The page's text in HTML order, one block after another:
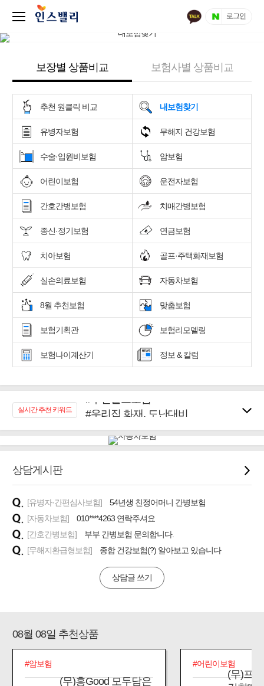
로그인
보장별 상품비교 보험사별 상품비교
추천 원클릭 비교 내보험찾기
유병자보험 무해지 건강보험
수술·입원비보험 암보험
어린이보험 운전자보험
간호간병보험 치매간병보험
종신·정기보험 연금보험
치아보험 골프·주택화재보험
실손의료보험 자동차보험
8월 추천보험 맞춤보험
보험기획관 보험리모델링
보험나이계산기 정보 & 칼럼
실시간 추천 키워드
#우리집 화재, 도난대비
#임플란트, 치아치료보장
#무해지 건강보험
#바뀌기전에 4세대 가입
상담게시판
[유병자·간편심사보험]
54년생 친정어머니 간병보험
[자동차보험]
010****4263 연락주셔요
[간호간병보험]
부부 간병보험 문의합니다.
[무해지환급형보험]
종합 건강보험(?) 알아보고 있습니다
상담글 쓰기
08월 08일 추천상품
#암보험
(무)흥Good 모두담은
#어린이보험
(무)프